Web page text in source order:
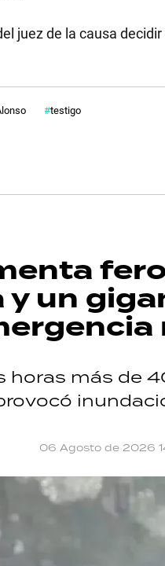
juez de la causa
testigo
y un
horas más de
06 Agosto de 2026